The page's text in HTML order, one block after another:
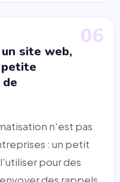
06
site web,
n'est pas
: un petit
pour des